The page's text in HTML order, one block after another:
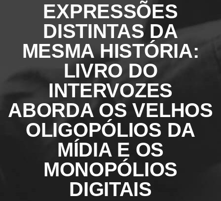
EXPRESSÕES
DISTINTAS DA
MESMA HISTÓRIA:
LIVRO DO
INTERVOZES
ABORDA OS VELHOS
OLIGOPÓLIOS DA
MÍDIA E OS
MONOPÓLIOS
DIGITAIS